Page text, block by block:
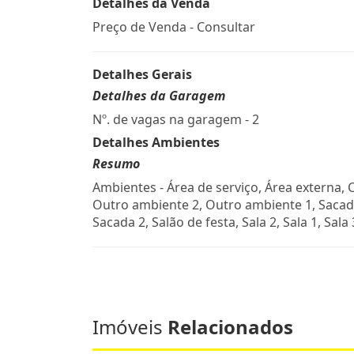
Preço de Venda - Consultar
Detalhes Gerais
Detalhes da Garagem
Nº. de vagas na garagem - 2
Detalhes Ambientes
Resumo
Ambientes - Área de serviço, Área externa,
Outro ambiente 2, Outro ambiente 1,
Sacada 2, Salão de festa, Sala 2, Sala 1, Sala
Imóveis Relacionados